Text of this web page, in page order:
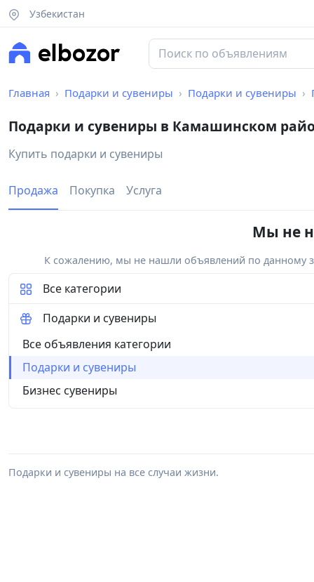
Узбекистан
Главная Подарки и сувениры Подарки и сувениры
Подарки и сувениры в Камашинском
Купить подарки и сувениры
Продажа Покупка Услуга
Мы не
К сожалению, мы не нашли объявлений по данному
Все категории
Подарки и сувениры
Все объявления категории
Подарки и сувениры
Бизнес сувениры
Подарки и сувениры на все случаи жизни.